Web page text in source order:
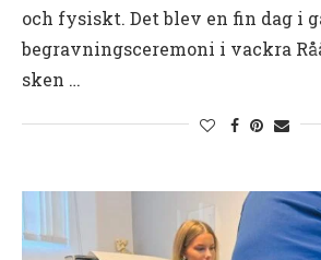
och fysiskt. Det blev en fin dag i
begravningsceremoni i vackra
sken …